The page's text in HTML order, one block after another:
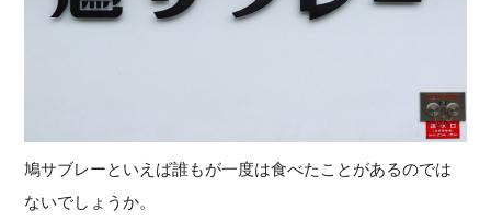
鳩サブレーといえば誰もが一度は食べたことがあるのでは
ないでしょうか。